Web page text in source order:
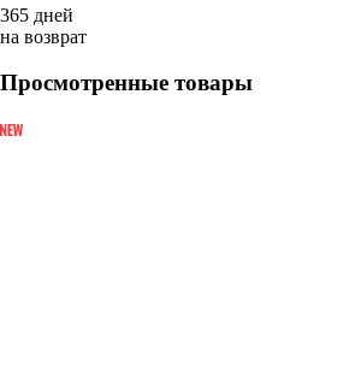
365 дней
на возврат
Просмотренные товары